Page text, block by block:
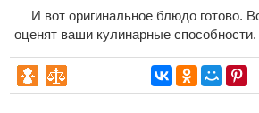
И вот оригинальное блюдо готово.
оценят ваши кулинарные способности.